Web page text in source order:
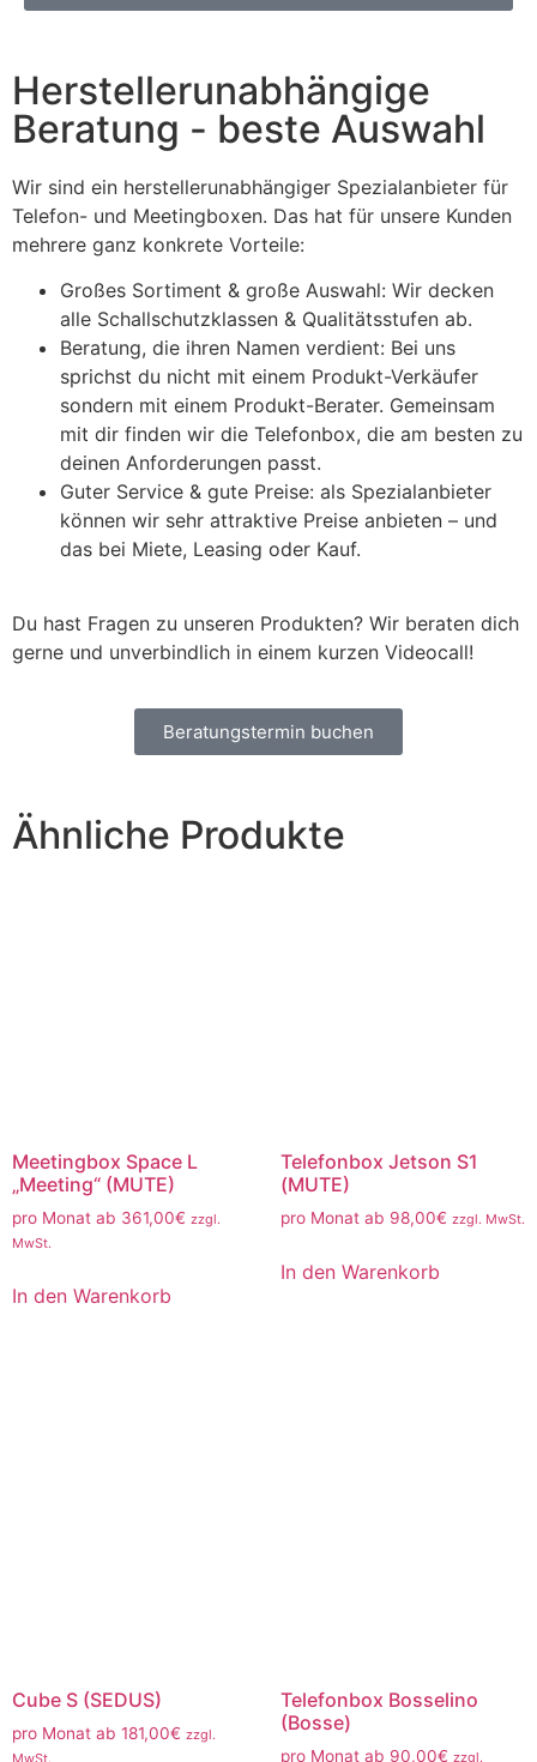
Herstellerunabhängige
Beratung - beste Auswahl
Wir sind ein herstellerunabhängiger Spezialanbieter für
Telefon- und Meetingboxen. Das hat für unsere Kunden
mehrere ganz konkrete Vorteile:
Großes Sortiment & große Auswahl: Wir decken
alle Schallschutzklassen & Qualitätsstufen ab.
Beratung, die ihren Namen verdient: Bei uns
sprichst du nicht mit einem Produkt-Verkäufer
sondern mit einem Produkt-Berater. Gemeinsam
mit dir finden wir die Telefonbox, die am besten zu
deinen Anforderungen passt.
Guter Service & gute Preise: als Spezialanbieter
können wir sehr attraktive Preise anbieten – und
das bei Miete, Leasing oder Kauf.
Du hast Fragen zu unseren Produkten? Wir beraten dich
gerne und unverbindlich in einem kurzen Videocall!
Beratungstermin buchen
Ähnliche Produkte
Meetingbox Space L
„Meeting“ (MUTE)
pro Monat ab 361,00€ zzgl.
MwSt.
In den Warenkorb
Telefonbox Jetson S1
(MUTE)
pro Monat ab 98,00€ zzgl. MwSt.
In den Warenkorb
Cube S (SEDUS)
pro Monat ab 181,00€ zzgl.
MwSt.
Telefonbox Bosselino
(Bosse)
pro Monat ab 90,00€ zzgl.